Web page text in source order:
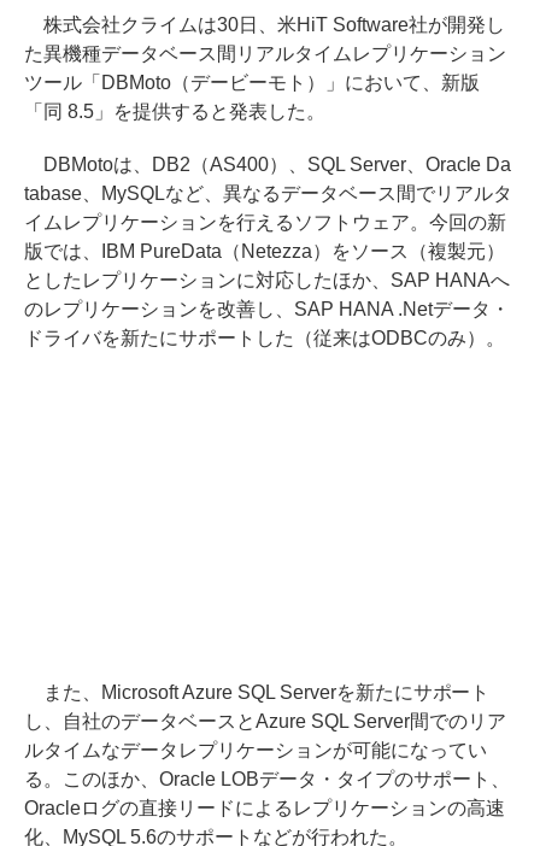
株式会社クライムは30日、米HiT Software社が開発し
た異機種データベース間リアルタイムレプリケーション
ツール「DBMoto（デービーモト）」において、新版
「同 8.5」を提供すると発表した。
DBMotoは、DB2（AS400）、SQL Server、Oracle Da
tabase、MySQLなど、異なるデータベース間でリアルタ
イムレプリケーションを行えるソフトウェア。今回の新
版では、IBM PureData（Netezza）をソース（複製元）
としたレプリケーションに対応したほか、SAP HANAへ
のレプリケーションを改善し、SAP HANA .Netデータ・
ドライバを新たにサポートした（従来はODBCのみ）。
また、Microsoft Azure SQL Serverを新たにサポート
し、自社のデータベースとAzure SQL Server間でのリア
ルタイムなデータレプリケーションが可能になってい
る。このほか、Oracle LOBデータ・タイプのサポート、
Oracleログの直接リードによるレプリケーションの高速
化、MySQL 5.6のサポートなどが行われた。